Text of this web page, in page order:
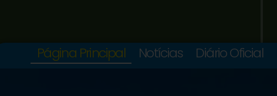
Página Principal Notícias Diário Oficial